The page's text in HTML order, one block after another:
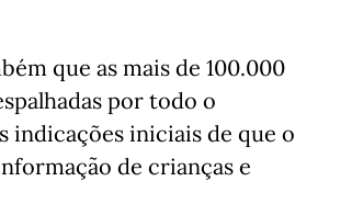
que as mais de 100.000
por todo o
iniciais de que o
de crianças e